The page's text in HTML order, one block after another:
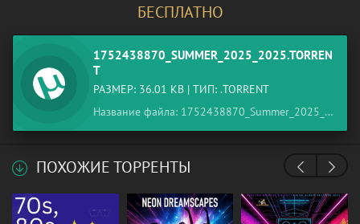
БЕСПЛАТНО
1752438870_SUMMER_2025_2025.TORREN
T
РАЗМЕР: 36.01 KB | ТИП: .TORRENT
Название файла: 1752438870_Summer_2025_2025.torrent
ПОХОЖИЕ ТОРРЕНТЫ